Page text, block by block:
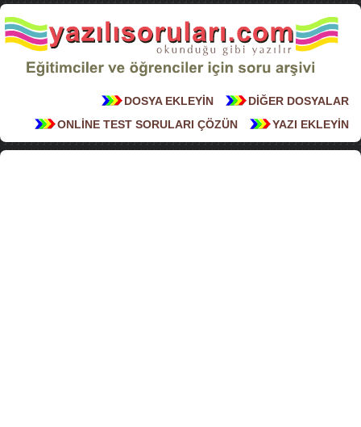
DİĞER DOSYALAR
DOSYA EKLEYİN
YAZI EKLEYİN
ONLİNE TEST SORULARI ÇÖZÜN